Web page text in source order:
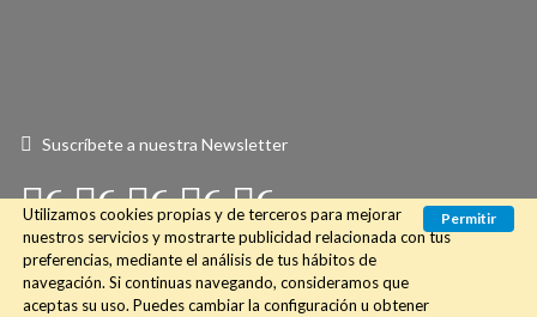
Suscríbete a nuestra Newsletter
Connect
with
Us
Connect
with
Us
Connect
with
Us
Connect
with
Us
Connect
with
Us
Utilizamos cookies propias y de terceros para mejorar
nuestros servicios y mostrarte publicidad relacionada con tus
preferencias, mediante el análisis de tus hábitos de
navegación. Si continuas navegando, consideramos que
aceptas su uso. Puedes cambiar la configuración u obtener
Permitir